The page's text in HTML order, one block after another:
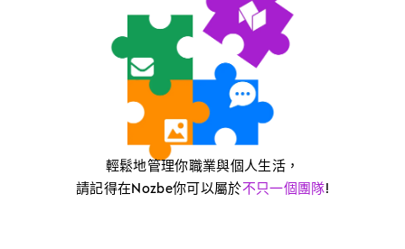
輕鬆地管理你職業與個人生活，
請記得在Nozbe你可以屬於不只一個團隊!